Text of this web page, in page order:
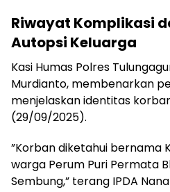
Riwayat Komplikasi
Autopsi Keluarga
​Kasi Humas Polres
Murdianto, membenarkan
menjelaskan identitas
(29/09/2025).
​”Korban diketahui bernama
warga Perum Puri Permata
Sembung,” terang IPDA